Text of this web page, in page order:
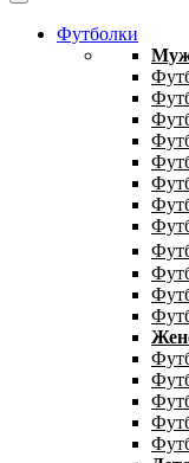
Футболки